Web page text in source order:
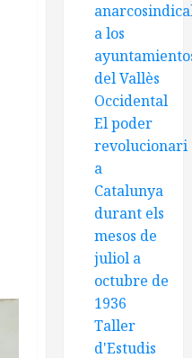
a los
del Vallès
Occidental
El poder
revolucionari
a
Catalunya
durant els
mesos de
juliol a
octubre de
1936
Taller
d'Estudis